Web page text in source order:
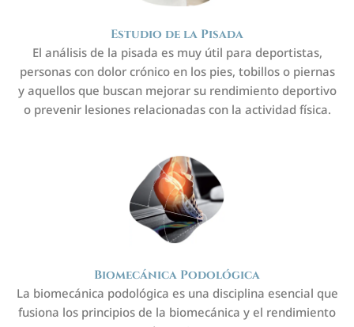
Estudio de la Pisada
El análisis de la pisada es muy útil para deportistas,
personas con dolor crónico en los pies, tobillos o piernas
y aquellos que buscan mejorar su rendimiento deportivo
o prevenir lesiones relacionadas con la actividad física.
Biomecánica Podológica
La biomecánica podológica es una disciplina esencial que
fusiona los principios de la biomecánica y el rendimiento